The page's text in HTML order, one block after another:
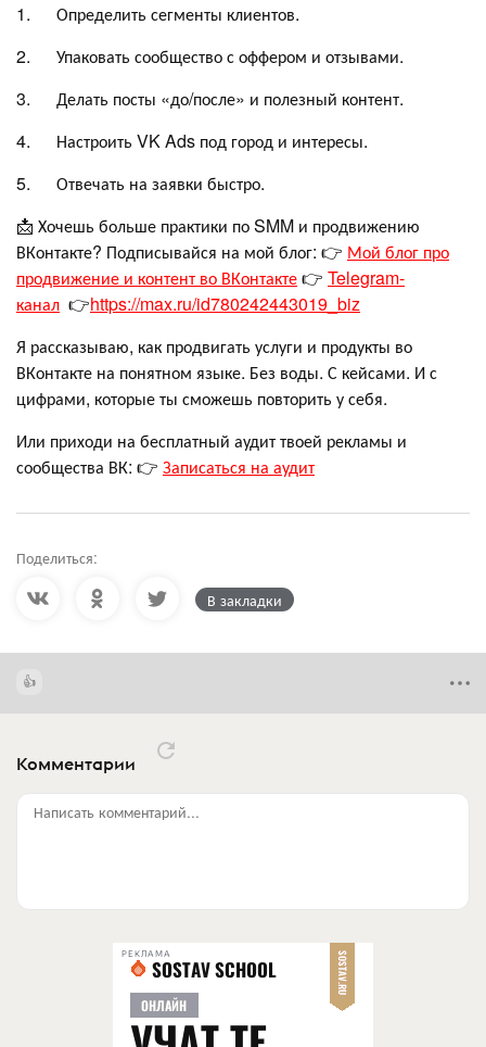
1. Определить сегменты клиентов.
2. Упаковать сообщество с оффером и отзывами.
3. Делать посты «до/после» и полезный контент.
4. Настроить VK Ads под город и интересы.
5. Отвечать на заявки быстро.
📩 Хочешь больше практики по SMM и продвижению
ВКонтакте? Подписывайся на мой блог: 👉 Мой блог про
продвижение и контент во ВКонтакте👉 Telegram-
канал 👉https://max.ru/id780242443019_biz
Я рассказываю, как продвигать услуги и продукты во
ВКонтакте на понятном языке. Без воды. С кейсами. И с
цифрами, которые ты сможешь повторить у себя.
Или приходи на бесплатный аудит твоей рекламы и
сообщества ВК: 👉 Записаться на аудит
Поделиться:
В закладки
Комментарии
Написать комментарий...
РЕКЛАМА